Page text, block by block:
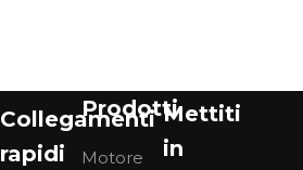
Collegamenti
rapidi
Prodotti
Motore
Mettiti
in